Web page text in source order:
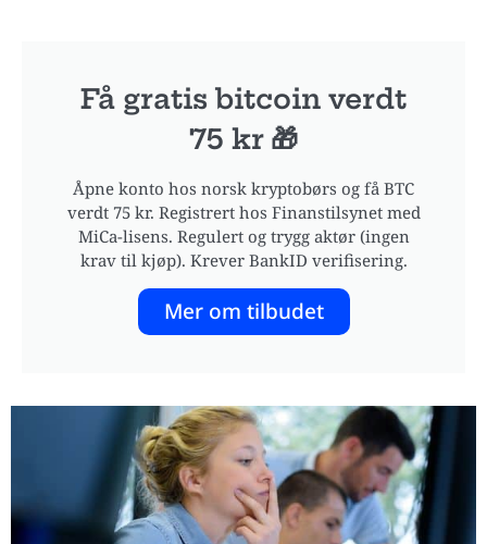
Få gratis bitcoin verdt
75 kr 🎁
Åpne konto hos norsk kryptobørs og få BTC
verdt 75 kr. Registrert hos Finanstilsynet med
MiCa-lisens. Regulert og trygg aktør (ingen
krav til kjøp). Krever BankID verifisering.
Mer om tilbudet